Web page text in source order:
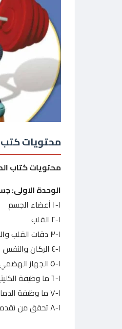
محتويات
محتويات كتاب
الوحدة الاولى:
١-١ أعضاء الجسم
١-٢ القلب
١-٣ دقات القلب والنبض
١-٤ الركان والنفس
١-٥ الجهاز الهضمي
١-٦ ما وظيفة الكليتين؟
١-٧ ما وظيفة الدماغ ؟
١-٨ تحقق من تقدمك